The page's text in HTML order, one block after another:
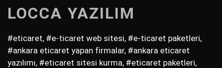
LOCCA YAZILIM
#eticaret, #e-ticaret web sitesi, #e-ticaret paketleri,
#ankara eticaret yapan firmalar, #ankara eticaret
yazılımı, #eticaret sitesi kurma, #eticaret paketleri,